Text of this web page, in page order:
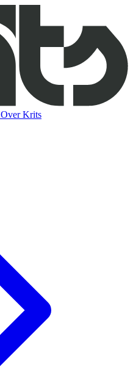
Over Krits